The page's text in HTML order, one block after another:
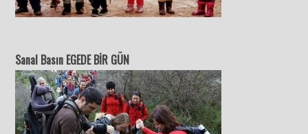
Sanal Basın EGEDE BİR GÜN